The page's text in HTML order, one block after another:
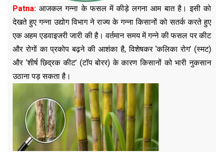
Patna:आजकल गन्ना के फसल में कीड़े लगना आम बात है। इसी को
देखते हुए गन्ना उद्योग विभाग ने राज्य के गन्ना किसानों को सतर्क करते हुए
एक अहम एडवाइजरी जारी की है। वर्तमान समय में गन्ने की फसल पर कीट
और रोगों का प्रकोप बढ़ने की आशंका है, विशेषकर ‘कलिका रोग’ (स्मट)
और ‘शीर्ष छिद्रक कीट’ (टॉप बोरर) के कारण किसानों को भारी नुकसान
उठाना पड़ सकता है।